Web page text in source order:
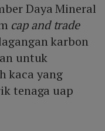
Daya Mineral
cap and trade
karbon
untuk
kaca yang
tenaga uap